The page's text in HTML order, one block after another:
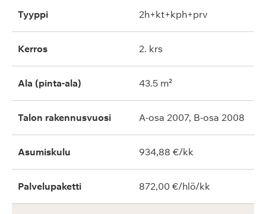
Tyyppi 2h+kt+kph+prv
Kerros 2. krs
Ala (pinta-ala) 43.5 m²
Talon rakennusvuosi A-osa 2007, B-osa 2008
Asumiskulu 934,88 €/kk
Palvelupaketti 872,00 €/hlö/kk